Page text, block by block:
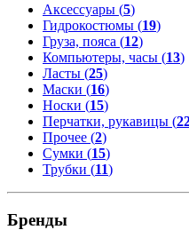
Аксессуары (5)
Гидрокостюмы (19)
Груза, пояса (12)
Компьютеры, часы (13)
Ласты (25)
Маски (16)
Носки (15)
Перчатки, рукавицы (
Прочее (2)
Сумки (15)
Трубки (11)
Бренды